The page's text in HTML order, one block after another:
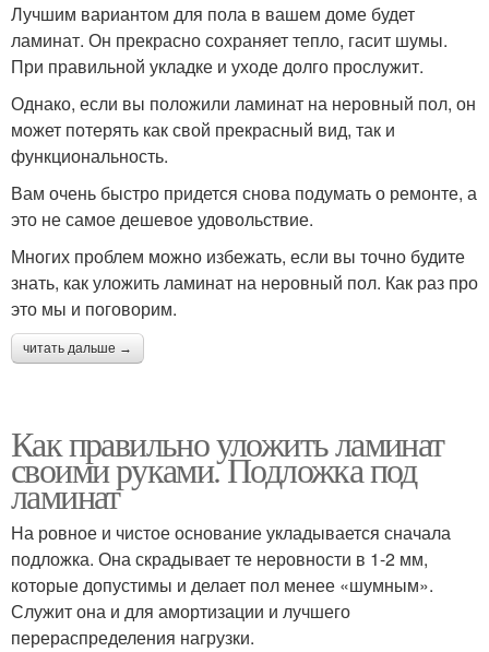
Лучшим вариантом для пола в вашем доме будет
ламинат. Он прекрасно сохраняет тепло, гасит шумы.
При правильной укладке и уходе долго прослужит.
Однако, если вы положили ламинат на неровный пол, он
может потерять как свой прекрасный вид, так и
функциональность.
Вам очень быстро придется снова подумать о ремонте, а
это не самое дешевое удовольствие.
Многих проблем можно избежать, если вы точно будите
знать, как уложить ламинат на неровный пол. Как раз про
это мы и поговорим.
читать дальше →
Как правильно уложить ламинат
своими руками. Подложка под
ламинат
На ровное и чистое основание укладывается сначала
подложка. Она скрадывает те неровности в 1-2 мм,
которые допустимы и делает пол менее «шумным».
Служит она и для амортизации и лучшего
перераспределения нагрузки.